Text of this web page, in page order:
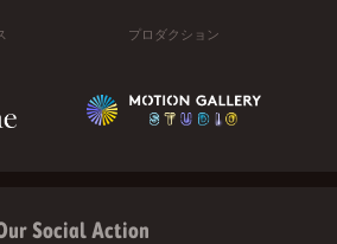
プロダクション
Social Action